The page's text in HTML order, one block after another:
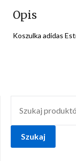
Opis
Koszulka adidas
Szukaj